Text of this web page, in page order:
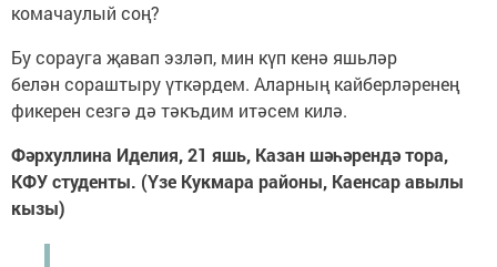
комачаулый соң?
Бу сорауга җавап эзләп, мин күп кенә яшьләр
белән сораштыру үткәрдем. Аларның кайберләренең
фикерен сезгә дә тәкъдим итәсем килә.
Фәрхуллина Иделия, 21 яшь, Казан шәһәрендә тора,
КФУ студенты. (Үзе Кукмара районы, Каенсар авылы
кызы)